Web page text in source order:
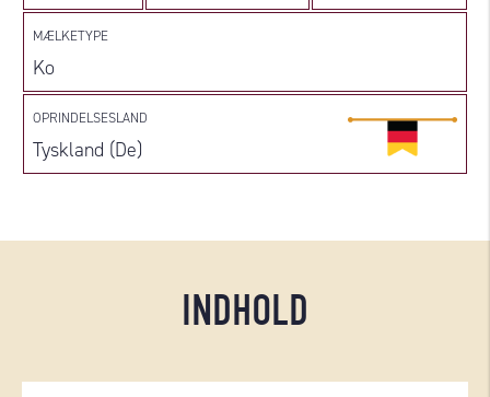
MÆLKETYPE
Ko
OPRINDELSESLAND
Tyskland (De)
INDHOLD